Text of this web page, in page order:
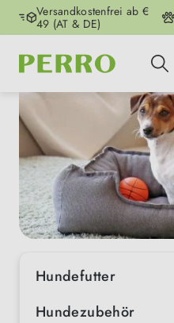
Zum Hauptinhalt springen
Versandkostenfrei ab €
49 (AT & DE)
Hundefutter
Hundezubehör